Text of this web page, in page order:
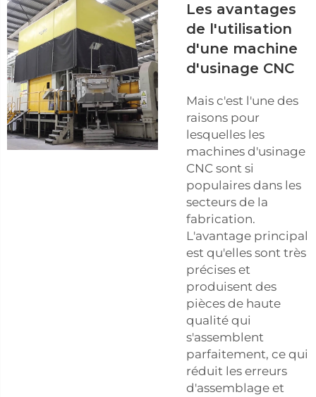
Les avantages
de l'utilisation
d'une machine
d'usinage CNC
Mais c'est l'une des
raisons pour
lesquelles les
machines d'usinage
CNC sont si
populaires dans les
secteurs de la
fabrication.
L'avantage principal
est qu'elles sont très
précises et
produisent des
pièces de haute
qualité qui
s'assemblent
parfaitement, ce qui
réduit les erreurs
d'assemblage et